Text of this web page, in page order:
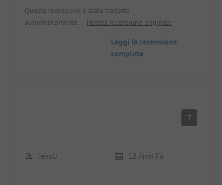
Questa recensione è stata tradotta
automaticamente.
Mostra recensione originale
Leggi la recensione
completa
7
JensU. 12 Anni Fa